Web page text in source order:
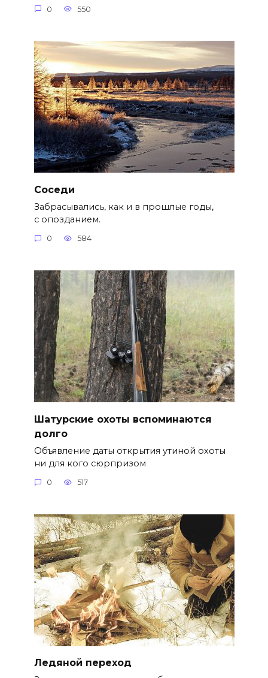
0 550
Cоседи
Забрасывались, как и в прошлые годы,
с опозданием.
0 584
Шатурские охоты вспоминаются
долго
Объявление даты открытия утиной охоты
ни для кого сюрпризом
0 517
Ледяной переход